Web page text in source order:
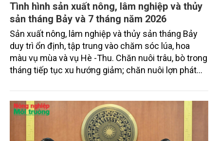
Tình hình sản xuất nông, lâm nghiệp và thủy
sản tháng Bảy và 7 tháng năm 2026
Sản xuất nông, lâm nghiệp và thủy sản tháng Bảy
duy trì ổn định, tập trung vào chăm sóc lúa, hoa
màu vụ mùa và vụ Hè -Thu. Chăn nuôi trâu, bò trong
tháng tiếp tục xu hướng giảm; chăn nuôi lợn phát
trưởng khá. Diện tích rừng trồng mới và sản lượng
thủy sản đều tăng nhẹ.